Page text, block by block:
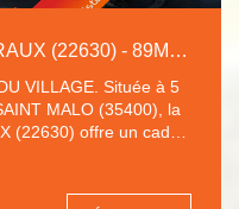
MAISON LES CHAMPS-GERAUX (22630) - 89M² - 2 CHAMBRES.
VILLAGE. Située à 5
MALO (35400), la
(22630) offre un cadre
minutes sur les